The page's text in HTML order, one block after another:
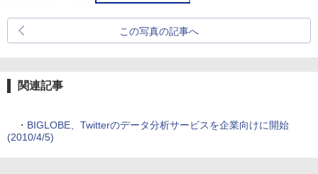
この写真の記事へ
関連記事
・ BIGLOBE、Twitterのデータ分析サービスを企業向けに開始
(2010/4/5)